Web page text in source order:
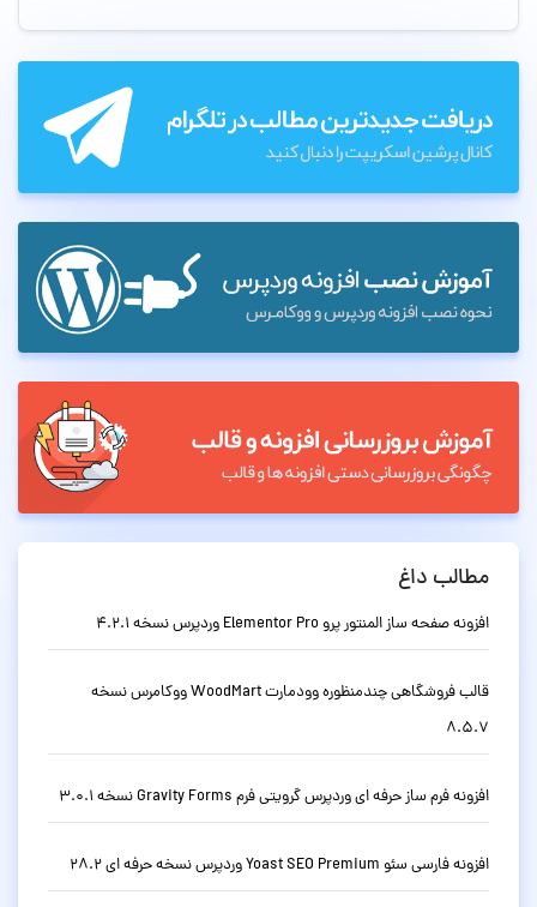
مطالب داغ
افزونه صفحه ساز المنتور پرو Elementor Pro وردپرس نسخه 4.2.1
قالب فروشگاهی چندمنظوره وودمارت WoodMart ووکامرس نسخه
8.5.7
افزونه فرم ساز حرفه ای وردپرس گرویتی فرم Gravity Forms نسخه 3.0.1
افزونه فارسی سئو Yoast SEO Premium وردپرس نسخه حرفه ای 28.2